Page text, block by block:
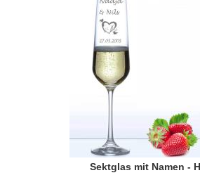
Sektglas mit Namen -